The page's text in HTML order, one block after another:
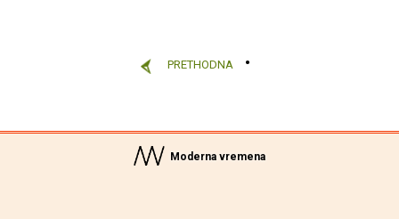
PRETHODNA
Moderna vremena